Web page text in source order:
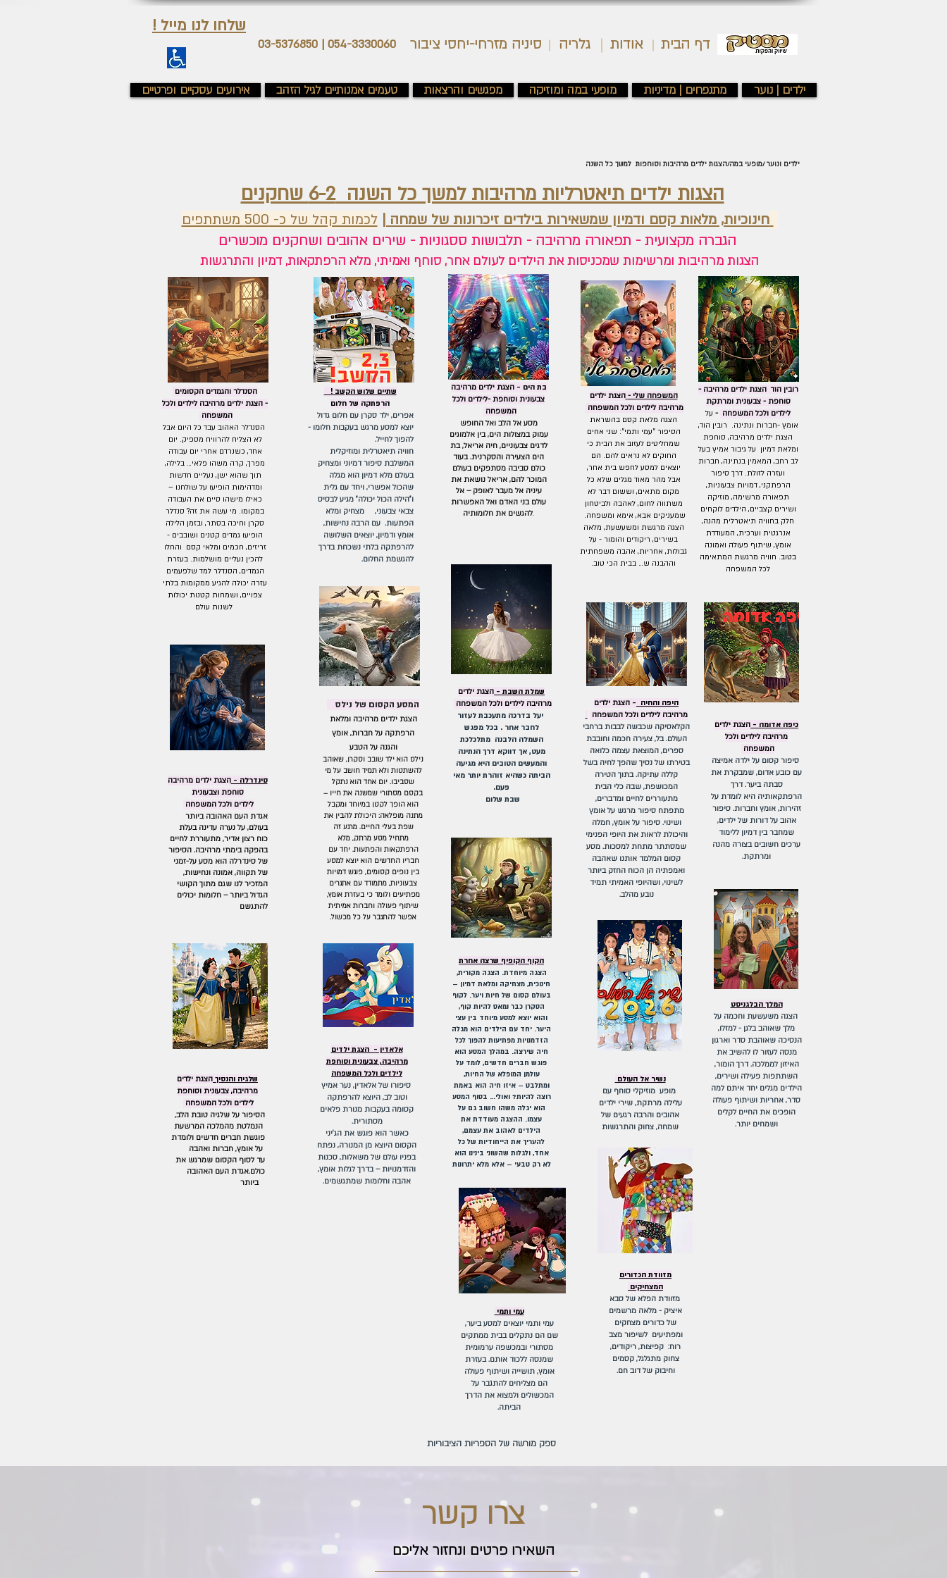
שלחו לנו מייל !
054-3330060 | 03-5376850 סיניה מזרחי-יחסי ציבור גלריה אודות דף הבית
ילדים | נוער מתנפחים | מדיניות מופעי במה ומוזיקה מפגשים והרצאות טעמים אמנותיים לגיל הזהב אירועים עסקיים ופרטיים
ילדים ונוער /מופעי במה/הצגות ילדים מרהיבות וסוחפות למשך כל השנה
הצגות ילדים תיאטרליות מרהיבות למשך כל השנה 6-2 שחקנים
חינוכיות, מלאות קסם ודמיוןשמשאירות בילדים זיכרונות של שמחה |
לכמות קהל של כ- 500 משתתפים
הצגות מרהיבות ומרשימות שמכניסות את הילדים לעולם אחר, סוחף ואמיתי, מלא הרפתקאות, דמיון והתרגשות
​
בת הים -הצגת ילדים מרהיבה
צבעונית וסוחפת -לילדים ולכל
המשפחה
מסע אל הלב ואל החופש
עמוק במצולות הים, בין אלמוגים
לדגים צבעוניים, חיה אריאל, בת
הים הצעירה והסקרנית. בעוד
כולם סביבה מסתפקים בעולם
המוכר להם, אריאל נושאת את
עיניה אל מעבר לאופק – אל
עולם בני האדם ואל האפשרות
להגשים את חלומותיה.
רובין הוד הצגת ילדים מרהיבה -
סוחפת - צבעונית ומרתקת
לילדים ולכל המשפחה - על
אומץ -חברות ונתינה. רובין הוד,
הצגת ילדים מרהיבה, סוחפת
ומלאת דמיון על גיבור אמיץ בעל
לב רחב, המאמין בנתינה, חברות
ועזרה לזולת. דרך סיפור
הרפתקני, דמויות צבעוניות,
תפאורה מרשימה, מוזיקה
ושירים קצביים, הילדים לוקחים
חלק בחוויה תיאטרלית מהנה,
אנרגטית וערכית, המעודדת
אומץ, שיתוף פעולה ואמונה
בטוב. חוויה מרגשת המתאימה
לכל המשפחה
המשפחה שלי - הצגת ילדים
מרהיבה לילדים ולכל המשפחה
​הצגה מלאת קסם בהשראת
הסיפור "עמי ותמי": שני אחים
שמחליטים לעזוב את הבית כי
החוקים לא נראים להם. הם
יוצאים למסע לחפש בית אחר,
אבל מהר מאוד מגלים שלא כל
מקום מתאים, וששום דבר לא
משתווה לחום, לאהבה ולביטחון
שמעניקים אבא, אימא ומשפחה.
הצגה מרגשת ומשעשעת, מלאה
בשירים, ריקודים והומור - על
גבולות, אחריות, אהבה משפחתית
וההבנה ש… בבית הכי טוב.
שתיים שלוש הקשב !
הרפתקה של חלום
אפרים, ילד סקרן עם חלום גדול
יוצא למסע מרגש בעקבות חלומו -
להפוך לחייל.
חוויה תיאטרלית ומוזיקלית
המשלבת סיפור דמיוני ומצחיק
בעולם מלא דמיון הוא מגלה
שהכול אפשרי, ויחד עם גלית
ו"הילה הכול יכולה" מגיע לבסיס
צבאי צבעוני, מצחיק ומלא
הפתעות. עם הרבה נחישות,
אומץ ודמיון, יוצאים השלושה
להרפתקה בלתי נשכחת בדרך
להגשמת החלום.
הסנדלר והגמדים הקסומים
- הצגת ילדים מרהיבה לילדים ולכל
המשפחה
הסנדלר האהוב עבד כל היום אבל
לא הצליח להרוויח מספיק. יום
אחד, כשנרדם אחרי יום עבודה
מפרך, קרה משהו פלאי… בלילה,
תוך שהוא ישן, נעליים חדשות
ומדהימות הופיעו על שולחנו –
כאילו מישהו סיים את העבודה
במקומו. מי עשה את זה? סנדלר
סקרן וחיכה בסתר, ובזמן הלילה
הופיעו גמדים קטנים ושובבים -
זריזים, חכמים ומלאי קסם והחלו
להכין נעליים מושלמות. בעזרת
הגמדים, הסנדלר למד שלפעמים
עזרה יכולה להגיע ממקומות בלתי
צפויים, ושמחות קטנות יכולות
לשנות עולם
שמלת השבת - הצגת ילדים
מרהיבה לילדים ולכל המשפחה
יעל בדרכה מתעכבת לעזור
לחבר אחר . בכל מפגש
השמלה הלבנה מתלכלכת
מעט, אך דווקא דרך הנתינה
והמעשים הטובים היא מגיעה
הביתה כשהיא זוהרת יותר מאי
פעם.
שבת שלום
היפה והחיה - הצגת ילדים
מרהיבה לילדים ולכל המשפחה
הקלאסיקה שכבשה לבבות ברחבי
העולם. בל, צעירה חכמה וחובבת
ספרים, המוצאת עצמה כלואה
בטירתו של נסיך שהפך לחיה בשל
קללה עתיקה. בתוך הטירה
המכושפת, שבה כלי הבית
מתעוררים לחיים ומדברים,
מתפתח סיפור מרגש על אומץ
ושינוי. סיפור על אומץ, חמלה
והיכולת לראות את היופי הפנימי
שמסתתר מתחת למסכות. מסע
קסום המלמד אותנו שאהבה
ואמפתיה הן הכוח החזק ביותר
לשינוי, ושהיופי האמיתי תמיד
נובע מהלב.
הקוף הקופיף שרצה אחרת
הצגה מיוחדת. הצגה מקורית,
חינוכית, מצחיקה ומלאת דמיון –
בעולם קסום של חיות ויער. לקוף
הסקרן כבר נמאס להיות קוף,
והוא יוצא למסע מיוחד בין עצי
היער. יחד עם הילדים הוא מגלה
הזדמנויות מפתיעות להפוך לכל
חיה שירצה. במהלך המסע הוא
פוגש חברים חדשים, לומד על
עולמן המופלא של החיות,
ומתלבט – איזו חיה הוא באמת
רוצה להיות? ואולי… בסוף המסע
הוא יגלה משהו חשוב גם על
עצמו. ההצגה מעודדת את
הילדים לאהוב את עצמם,
להעריך את הייחודיות של כל
אחד, ולגלות שהשוני בינינו הוא
לא רק טבעי – אלא מלא יתרונות
המסע הקסום של נילס
הצגת ילדים מרהיבה ומלאת
הרפתקה על חברות, אומץ
והגנה על הטבע
נילס הוא ילד שובב וסקרן, שאוהב
להשתטות ולא תמיד חושב על מי
שסביבו. יום אחד הוא נתקל
בקסם מסתורי שמשנה את חייו –
הוא הופך לקטן במיוחד ומקבל
מתנה מופלאה: היכולת להבין את
שפת בעלי החיים. מרגע זה
מתחיל מסע מרתק, מלא
הרפתקאות והפתעות. יחד עם
חבריו החדשים הוא יוצא למסע
בין נופים קסומים, פוגש דמויות
צבעוניות, מתמודד עם אתגרים
מפתיעים ולומד כי בעזרת אומץ,
שיתוף פעולה וחברות אמיתית
אפשר להתגבר על כל מכשול.
כיפה אדומה - הצגת ילדים
מרהיבה לילדים ולכל
המשפחה
סיפור קסום על ילדה אמיצה
עם כובע אדום, שמבקרת את
סבתה ביער. דרך
הרפתקאותיה היא לומדת על
זהירות, אומץ וחברות. סיפור
אהוב על דורות של ילדים,
שמחבר בין דמיון ללימוד
ערכים חשובים בצורה מהנה
ומרתקת.
סינדרלה -הצגת ילדים מרהיבה
סוחפת וצבעונית
לילדים ולכל המשפחה
אגדת העם האהובה ביותר
בעולם, על נערה עדינה בעלת
כוח רצון אדיר, מתעוררת לחיים
בהפקה בימתי מרהיבה. הסיפור
של סינדרלה הוא מסע על-זמני
של תקווה, אמונה ונחישות,
המזכיר לנו שגם מתוך הקושי
הגדול ביותר – חלומות יכולים
להתגשם
המלך הבלגניסט
הצגה משעשעת וחכמה על
מלך שאוהב בלגן - למזלו,
הנסיכה שאוהבת סדר וארגון
מנסה לעזור לו להשיב את
האיזון לממלכה. דרך הומור,
השתתפות פעילה ושירים,
הילדים מגלים יחד איתם למה
סדר, אחריות ושיתוף פעולה
הופכים את החיים לקלים
ושמחים יותר.
שלגיה והנסיך הצגת ילדים
מרהיבה, צבעונית וסוחפת
לילדים ולכל המשפחה
הסיפור על שלגיה טובת הלב,
פוגשת חברים חדשים ולומדת
עד לסוף הקסום שמרגש את
כולם.אגדת העם האהובה
ביותר
נשיר אל העולם
מופע מוזיקלי סוחף עם
עלילה מרתקת, שירי ילדים
אהובים והרבה רגעים של
שמחה, צחוק והתרגשות
אלאדין - הצגת ילדים
מרהיבה, צבעונית וסוחפת
לילדים ולכל המשפחה
סיפורו של אלאדין, נער אמיץ
וטוב לב, היוצא להרפתקה
קסומה בעקבות מנורת פלאים
מסתורית.
כאשר הוא פוגש את הג’יני
הקסום היוצא מן המנורה, נפתח
בפניו עולם של משאלות, סכנות
והזדמנויות – בדרך לגלות אומץ,
אהבה וחלומות שמתגשמים.
מזוודת הכדורים
המצחיקים
מזוודת הפלא של סבא
איציק - מלאה מרשמים
של כדורים מצחקים
ומפתיעים לשיפור מצב
רוח: קפיצות, ריקודים,
צחוק מתגלגל, קסמים
וחיבוק של דוב חם.
עמי ותמי
עמי ותמי יוצאים למסע ביער,
שם הם נתקלים בבית ממתקים
מסתורי ובמכשפה ערמומית
שמנסה ללכוד אותם. בעזרת
אומץ, תושייה ושיתוף פעולה
הם מצליחים להתגבר על
המכשולים ולמצוא את הדרך
הביתה.
ספק‭ ‬מורשה‭ ‬של‭ ‬הספריות‭ ‬הציבוריות
צרו קשר
השאירו פרטים ונחזור אליכם